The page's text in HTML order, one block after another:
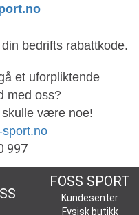
bedrifts rabattkode.
et uforpliktende
med oss?
skulle være noe!
997
FOSS SPORT
Kundesenter
Fysisk butikk